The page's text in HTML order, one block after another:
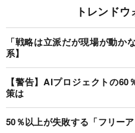
トレンド
「戦略は立派だが現場が動
系】
【警告】AIプロジェクトの
策は
50％以上が失敗する「フリー